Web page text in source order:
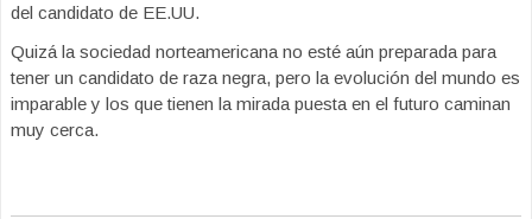
del candidato de EE.UU.
Quizá la sociedad norteamericana no esté aún preparada para
tener un candidato de raza negra, pero la evolución del mundo es
imparable y los que tienen la mirada puesta en el futuro caminan
muy cerca.